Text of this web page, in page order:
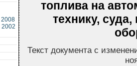
2008
2002
топлива на
технику,
Текст документа с